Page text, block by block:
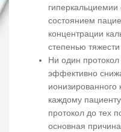
состоянием
концентрации
степенью
Ни один
эффективно
ионизированного
каждому
протокол до тех
основная